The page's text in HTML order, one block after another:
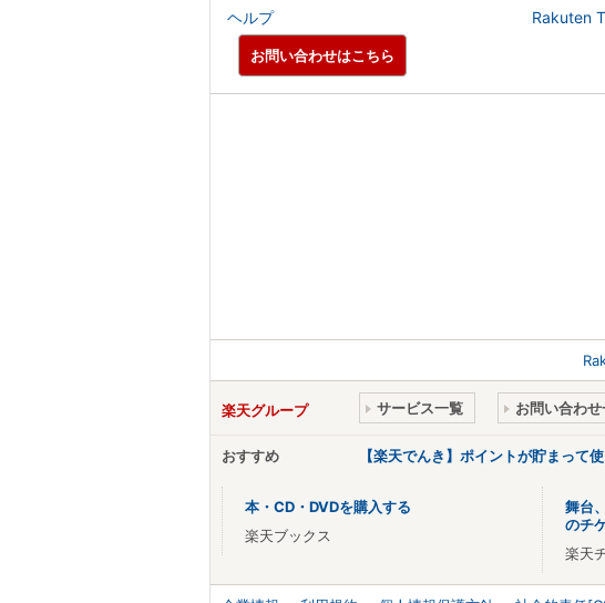
ヘルプ
Rakuten
お問い合わせはこちら
楽天グループ サービス一覧 お問い合わ
おすすめ 【楽天でんき】ポイントが貯まって
本・CD・DVDを購入する
楽天ブックス
舞台
のチ
楽天